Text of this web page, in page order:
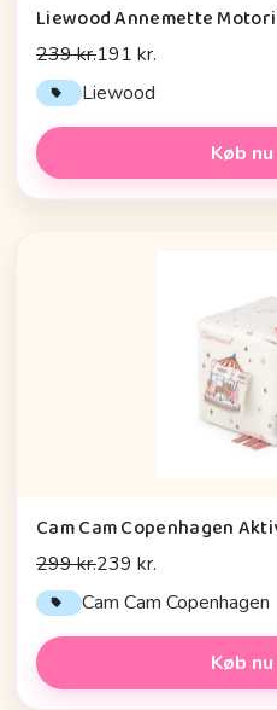
Liewood Annemette
239 kr.191 kr.
Liewood
Køb nu
299 kr.239 kr.
Cam Cam Copenhagen
Køb nu